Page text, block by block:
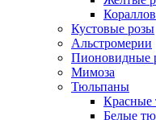
Кустовые розы
Альстромерии
Пионовидные
Мимоза
Тюльпаны
Красные
Белые